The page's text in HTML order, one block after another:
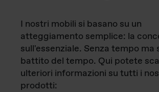
I nostri mobili si basano su un
atteggiamento semplice: la
sull'essenziale. Senza tempo ma
battito del tempo. Qui potete
ulteriori informazioni su tutti i
prodotti: